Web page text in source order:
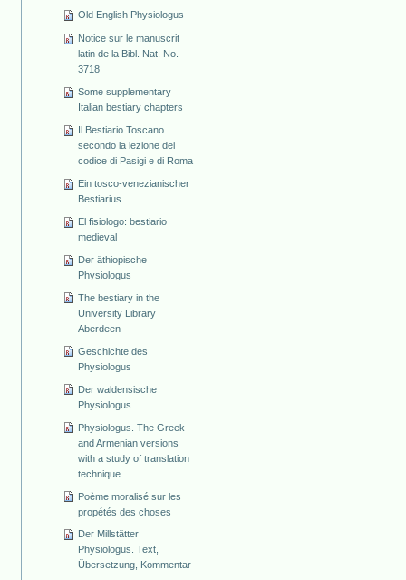
Old English Physiologus
Notice sur le manuscrit
latin de la Bibl. Nat. No.
3718
Some supplementary
Italian bestiary chapters
Il Bestiario Toscano
secondo la lezione dei
codice di Pasigi e di Roma
Ein tosco-venezianischer
Bestiarius
El fisiologo: bestiario
medieval
Der äthiopische
Physiologus
The bestiary in the
University Library
Aberdeen
Geschichte des
Physiologus
Der waldensische
Physiologus
Physiologus. The Greek
and Armenian versions
with a study of translation
technique
Poème moralisé sur les
propétés des choses
Der Millstätter
Physiologus. Text,
Übersetzung, Kommentar